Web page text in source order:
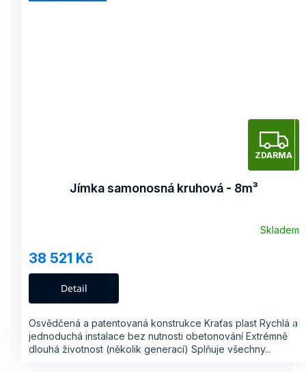
Z
R
ZDARMA
Jímka samonosná kruhová - 8m³
Skladem
38 521 Kč
Detail
Osvědčená a patentovaná konstrukce Kraťas plast Rychlá a
jednoduchá instalace bez nutnosti obetonování Extrémně
dlouhá životnost (několik generací) Splňuje všechny...